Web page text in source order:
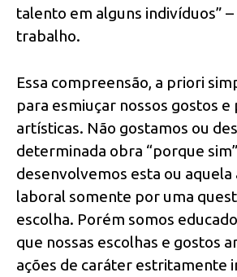
talento em alguns indivíduos” –
trabalho.
Essa compreensão, a priori
para esmiuçar nossos gostos
artísticas. Não gostamos ou
determinada obra “porque
desenvolvemos esta ou aquela
laboral somente por uma
escolha. Porém somos
que nossas escolhas e gostos
ações de caráter estritamente